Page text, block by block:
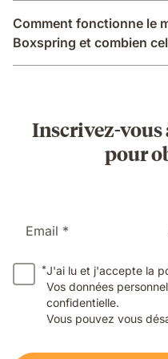
Comment fonctionne le
Boxspring et combien
Inscrivez-
pour
Email *
*J'ai lu et j'accepte la
Vos données
confidentielle.
Vous pouvez vous